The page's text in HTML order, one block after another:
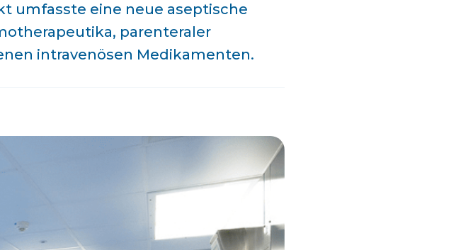
umfasste eine neue aseptische
parenteraler
intravenösen Medikamenten.